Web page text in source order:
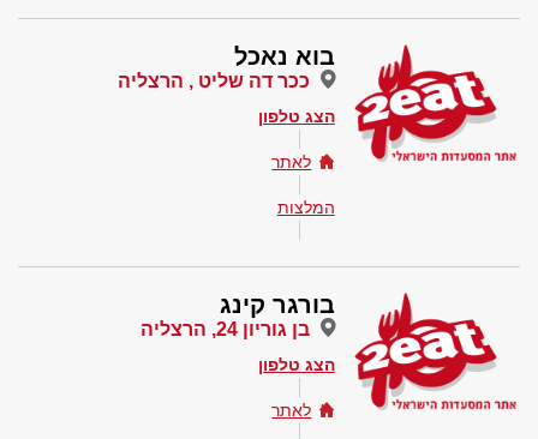
בוא נאכל
ככר דה שליט , הרצליה
הצג טלפון
לאתר
המלצות
בורגר קינג
בן גוריון 24, הרצליה
הצג טלפון
לאתר